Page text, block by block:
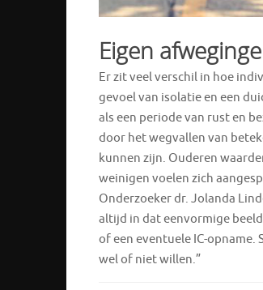
Eigen
Er zit veel verschil in hoe
gevoel van isolatie en een
als een periode van rust en
door het wegvallen van
kunnen zijn. Ouderen
weinigen voelen zich
Onderzoeker dr. Jolanda
altijd in dat eenvormige
of een eventuele IC-
wel of niet willen.”